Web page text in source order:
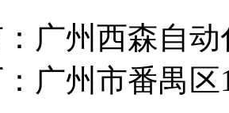
广州西森自
广州市番禺